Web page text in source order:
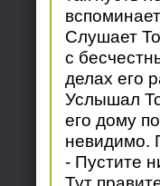
Слушает
с
делах его
Услышал
его дому
невидимо.
- Пустите